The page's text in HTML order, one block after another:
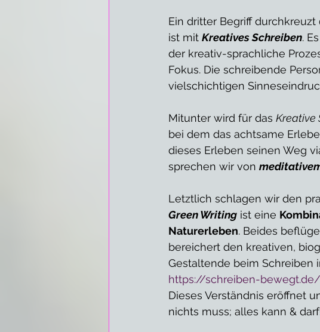
Ein dritter Begriff
ist mit Kreatives Schreiben.
der kreativ-sprachliche
Fokus. Die schreibende
vielschichtigen
Mitunter wird für das Kreative
bei dem das achtsame
dieses Erleben seinen Weg
sprechen wir von
Letztlich schlagen wir den
Green Writing ist eine
Naturerleben. Beides
bereichert den kreativen,
Gestaltende beim Schreiben
https://schreiben-bewegt.de/
Dieses Verständnis eröffnet
nichts muss; alles kann &